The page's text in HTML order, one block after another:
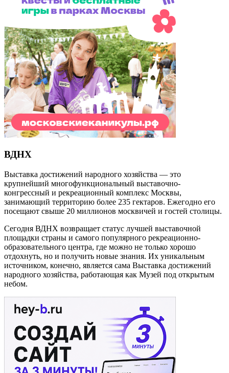
ВДНХ
Выставка достижений народного хозяйства — это
крупнейший многофункциональный выставочно-
конгрессный и рекреационный комплекс Москвы,
занимающий территорию более 235 гектаров. Ежегодно его
посещают свыше 20 миллионов москвичей и гостей столицы.
Сегодня ВДНХ возвращает статус лучшей выставочной
площадки страны и самого популярного рекреационно-
образовательного центра, где можно не только хорошо
отдохнуть, но и получить новые знания. Их уникальным
источником, конечно, является сама Выставка достижений
народного хозяйства, работающая как Музей под открытым
небом.